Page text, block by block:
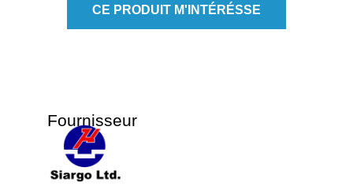
CE PRODUIT M'INTÉRÉSSE
Fournisseur